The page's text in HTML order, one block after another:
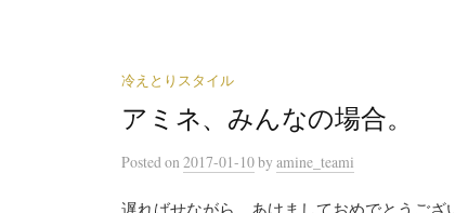
冷えとりスタイル
アミネ、みんなの場合。
Postedon 2017-01-10by amine_teami
遅ればせながら、あけましておめでとうご